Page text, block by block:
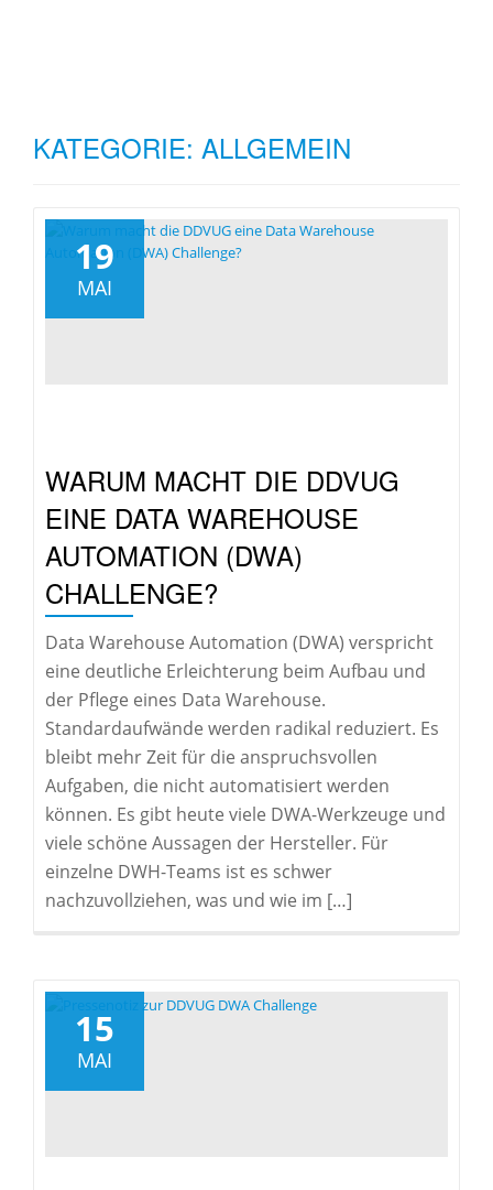
KATEGORIE: ALLGEMEIN
19
MAI
WARUM MACHT DIE DDVUG
EINE DATA WAREHOUSE
AUTOMATION (DWA)
CHALLENGE?
Data Warehouse Automation (DWA) verspricht
eine deutliche Erleichterung beim Aufbau und
der Pflege eines Data Warehouse.
Standardaufwände werden radikal reduziert. Es
bleibt mehr Zeit für die anspruchsvollen
Aufgaben, die nicht automatisiert werden
können. Es gibt heute viele DWA-Werkzeuge und
viele schöne Aussagen der Hersteller. Für
einzelne DWH-Teams ist es schwer
nachzuvollziehen, was und wie im […]
15
MAI